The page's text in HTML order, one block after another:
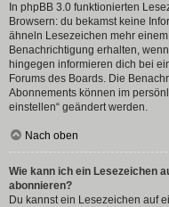
In phpBB 3.0 funktionierten
Browsern: du bekamst keine
ähneln Lesezeichen mehr
Benachrichtigung erhalten,
hingegen informieren dich bei
Forums des Boards. Die
Abonnements können im
einstellen“ geändert werden.
Nach oben
Wie kann ich ein Lesezeichen
abonnieren?
Du kannst ein Lesezeichen auf